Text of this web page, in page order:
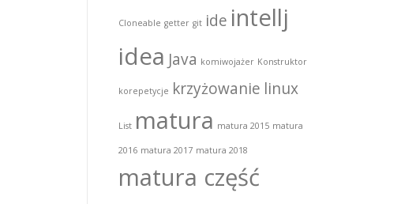
Cloneable getter git ide intellj
idea Java komiwojażer Konstruktor
korepetycje krzyżowanie linux
List matura matura 2015 matura
2016 matura 2017 matura 2018
matura część